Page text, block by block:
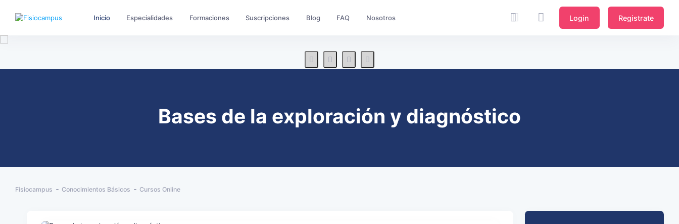
Inicio Especialidades Formaciones Suscripciones Blog FAQ Nosotros Login Registrate
Bases de la exploración y diagnóstico
Fisiocampus Conocimientos Básicos Cursos Online